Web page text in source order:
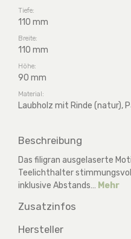
Tiefe:
110 mm
Breite:
110 mm
Höhe:
90 mm
Material:
Laubholz mit Rinde (natur),
Beschreibung
Das filigran ausgelaserte
Teelichthalter
inklusive Abstands… Mehr
Zusatzinfos
Hersteller